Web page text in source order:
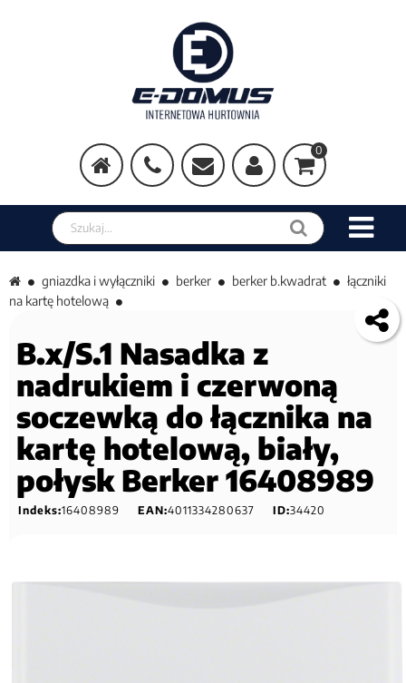
0
Szukaj w sklepie
gniazdka i wyłączniki berker berker b.kwadrat
łączniki
na kartę hotelową
B.x/S.1 Nasadka z
nadrukiem i czerwoną
soczewką do łącznika na
kartę hotelową, biały,
połysk Berker 16408989
Indeks:16408989 EAN:4011334280637 ID:34420